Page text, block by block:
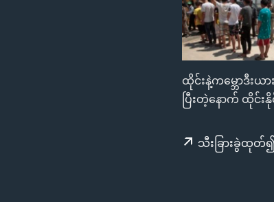
ထိုင်းနဲ့ကမ္ဘောဒီး
ပြီးတဲ့နောက် ထိုင်
သီးခြားခွဲထုတ်